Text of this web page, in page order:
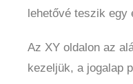
lehetővé teszik egy
Az XY oldalon az
kezeljük, a jogalap